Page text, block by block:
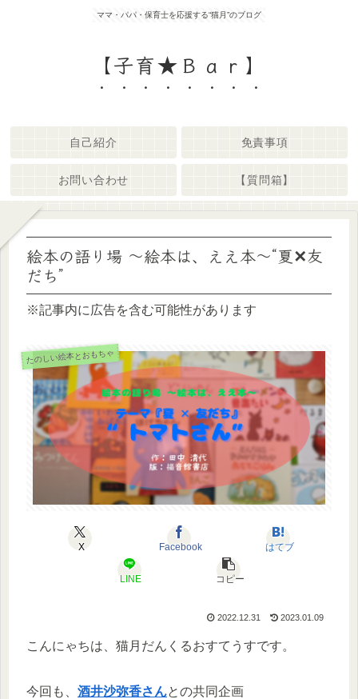
ママ・パパ・保育士を応援する“猫月”のブログ
【子育★Ｂａｒ】
自己紹介 免責事項
お問い合わせ 【質問箱】
絵本の語り場 ～絵本は、ええ本～“夏✕友
だち”
※記事内に広告を含む可能性があります
たのしい絵本とおもちゃ
X Facebook はてブ
LINE コピー
2022.12.31 2023.01.09
こんにゃちは、猫月だんくるおすてうすです。
今回も、 酒井沙弥香さんとの共同企画